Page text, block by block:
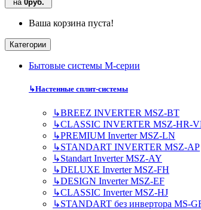
на 0руб.
Ваша корзина пуста!
Категории
Бытовые системы M-серии
↳Настенные сплит-системы
↳BREEZ INVERTER MSZ-BT
↳CLASSIC INVERTER MSZ-HR-
↳PREMIUM Inverter MSZ-LN
↳STANDART INVERTER MSZ-AP
↳Standart Inverter MSZ-AY
↳DELUXE Inverter MSZ-FH
↳DESIGN Inverter MSZ-EF
↳CLASSIC Inverter MSZ-HJ
↳STANDART без инвертора MS-